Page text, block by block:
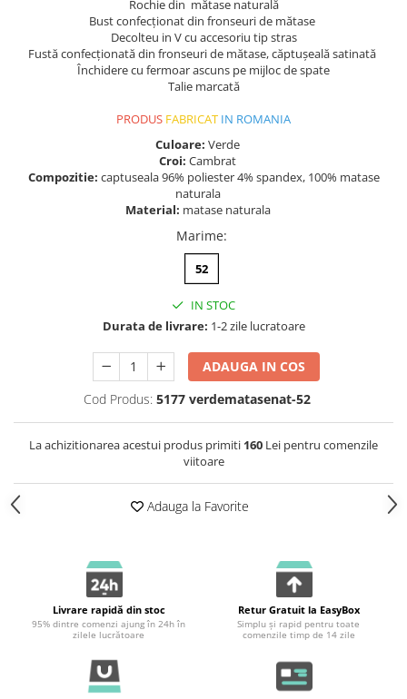
Rochie din mătase naturală
Bust confecționat din fronseuri de mătase
Decolteu in V cu accesoriu tip stras
Fustă confecționată din fronseuri de mătase, căptușeală satinată
Închidere cu fermoar ascuns pe mijloc de spate
Talie marcată
PRODUS FABRICAT IN ROMANIA
Culoare: Verde
Croi: Cambrat
Compozitie: captuseala 96% poliester 4% spandex, 100% matase
naturala
Material: matase naturala
Marime:
52
IN STOC
Durata de livrare: 1-2 zile lucratoare
ADAUGA IN COS
Cod Produs: 5177 verdematasenat-52
La achizitionarea acestui produs primiti 160 Lei pentru comenzile
viitoare
Adauga la Favorite
Livrare rapidă din stoc
95% dintre comenzi ajung în 24h în
zilele lucrătoare
Retur Gratuit la EasyBox
Simplu și rapid pentru toate
comenzile timp de 14 zile